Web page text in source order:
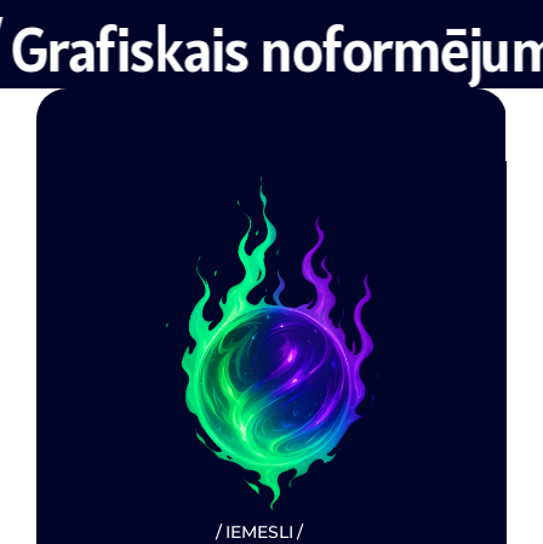
noformējums
IEMESLI